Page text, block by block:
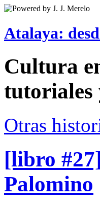
Atalaya:
Cultura
tutoriales
Otras
[libro
Palomino